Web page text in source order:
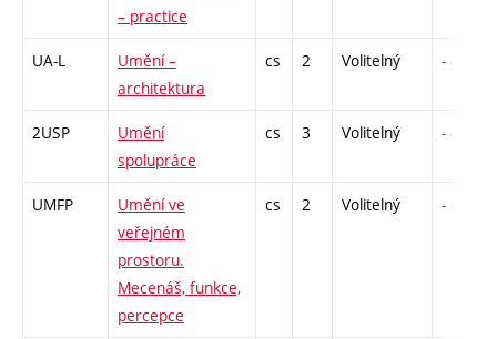
– practice
UA-L
Umění –
architektura
cs 2 Volitelný -
2USP
Umění
spolupráce
cs 3 Volitelný -
UMFP
Umění ve
veřejném
prostoru.
Mecenáš, funkce,
percepce
cs 2 Volitelný -